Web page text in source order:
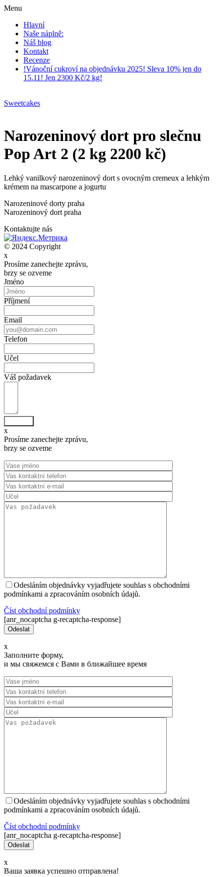
Menu
Hlavní
Naše náplně:
Náš blog
Kontakt
Recenze
!Vánoční cukroví na objednávku 2025! Sleva 10% jen do
15.11! Jen 2300 Kč/2 kg!
Sweetcakes
Narozeninový dort pro slečnu
Pop Art 2 (2 kg 2200 kč)
Lehký vanilkový narozeninový dort s ovocným cremeux a lehkým
krémem na mascarpone a jogurtu
Narozeninové dorty praha
Narozeninový dort praha
Kontaktujte nás
© 2024 Copyright
x
Prosíme zanechejte zprávu,
brzy se ozveme
Jméno
Příjmení
Email
Telefon
Učel
Váš požadavek
x
Prosíme zanechejte zprávu,
brzy se ozveme
Odesláním objednávky vyjadřujete souhlas s obchodními
podmínkami a zpracováním osobních údajů.
Číst оbchodní podmínky
[anr_nocaptcha g-recaptcha-response]
x
Заполните форму,
и мы свяжемся с Вами в ближайшее время
Odesláním objednávky vyjadřujete souhlas s obchodními
podmínkami a zpracováním osobních údajů.
Číst оbchodní podmínky
[anr_nocaptcha g-recaptcha-response]
x
Ваша заявка успешно отправлена!